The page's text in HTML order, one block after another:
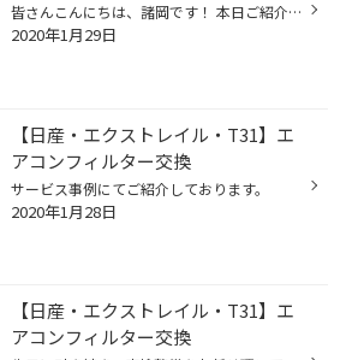
皆さんこんにちは、諸岡です！ 本日ご紹介するお車はこちらになります！！ ミラ・アライメント調整です。 アライメントとは、タイヤの角度です！ 人でも内股やがに股が、あるようにタイヤも日々走行するだけ徐々にズレが出てきてしまいます。 ズレてきてしまうと、タイヤ本来の力を発揮しないままも...
2020年1月29日
【日産・エクストレイル・T31】エ
アコンフィルター交換
サービス事例にてご紹介しております。
2020年1月28日
【日産・エクストレイル・T31】エ
アコンフィルター交換